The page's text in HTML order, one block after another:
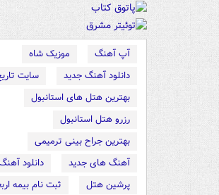
آپ آهنگ
موزیک شاه
دانلود آهنگ جدید
سایت
بهترین هتل های استانبول
رزرو هتل استانبول
بهترین جراح بینی ترمیمی
آهنگ های جدید
دانلود
پرشین هتل
ثبت نام بیمه